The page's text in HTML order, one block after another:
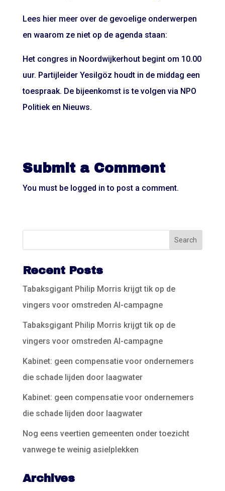
Lees hier meer over de gevoelige onderwerpen
en waarom ze niet op de agenda staan:
Het congres in Noordwijkerhout begint om 10.00
uur. Partijleider Yesilgöz houdt in de middag een
toespraak. De bijeenkomst is te volgen via NPO
Politiek en Nieuws.
Submit a Comment
You must be logged in to post a comment.
Recent Posts
Tabaksgigant Philip Morris krijgt tik op de
vingers voor omstreden AI-campagne
Tabaksgigant Philip Morris krijgt tik op de
vingers voor omstreden AI-campagne
Kabinet: geen compensatie voor ondernemers
die schade lijden door laagwater
Kabinet: geen compensatie voor ondernemers
die schade lijden door laagwater
Nog eens veertien gemeenten onder toezicht
vanwege te weinig asielplekken
Archives